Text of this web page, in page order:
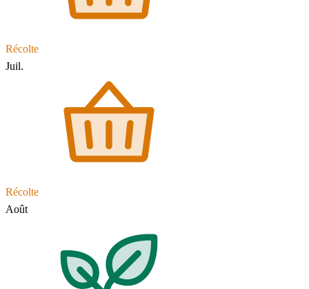
Récolte
Juil.
Récolte
Août